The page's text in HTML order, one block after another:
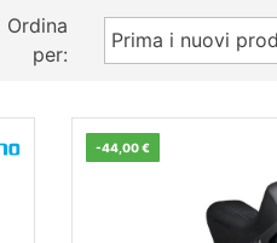
Ordina
per:
Prima i nuovi
-44,00 €